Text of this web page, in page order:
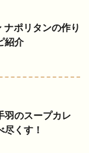
ナポリタンの作り
紹介
羽のスープカレ
くす！